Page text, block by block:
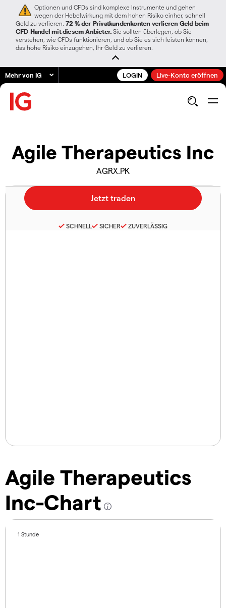
Optionen und CFDs sind komplexe Instrumente und gehen
wegen der Hebelwirkung mit dem hohen Risiko einher, schnell
Geld zu verlieren. 72 % der Privatkundenkonten verlieren Geld beim
CFD-Handel mit diesem Anbieter. Sie sollten überlegen, ob Sie
verstehen, wie CFDs funktionieren, und ob Sie es sich leisten können,
das hohe Risiko einzugehen, Ihr Geld zu verlieren.
Mehr von IG LOGIN Live-Konto eröffnen
Agile Therapeutics Inc
AGRX.PK
Agile Therapeutics
Inc-Chart
1 Stunde
SCHNELL SICHER ZUVERLÄSSIG